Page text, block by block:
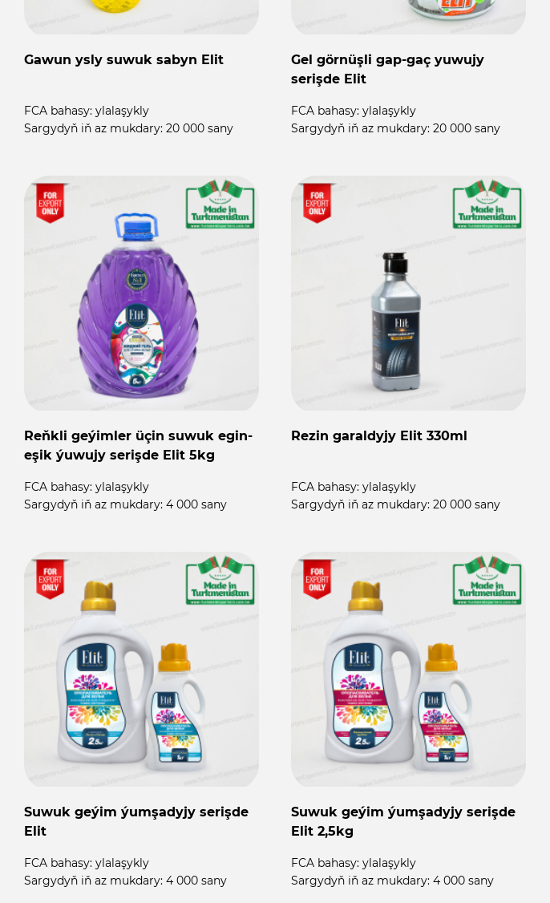
Gawun ysly suwuk sabyn Elit
FCA bahasy: ylalaşykly
Sargydyň iň az mukdary: 20 000 sany
Gel görnüşli gap-gaç yuwujy
serişde Elit
FCA bahasy: ylalaşykly
Sargydyň iň az mukdary: 20 000 sany
Reňkli geýimler üçin suwuk egin-
eşik ýuwujy serişde Elit 5kg
FCA bahasy: ylalaşykly
Sargydyň iň az mukdary: 4 000 sany
Rezin garaldyjy Elit 330ml
FCA bahasy: ylalaşykly
Sargydyň iň az mukdary: 20 000 sany
Suwuk geýim ýumşadyjy serişde
Elit
FCA bahasy: ylalaşykly
Sargydyň iň az mukdary: 4 000 sany
Suwuk geýim ýumşadyjy serişde
Elit 2,5kg
FCA bahasy: ylalaşykly
Sargydyň iň az mukdary: 4 000 sany